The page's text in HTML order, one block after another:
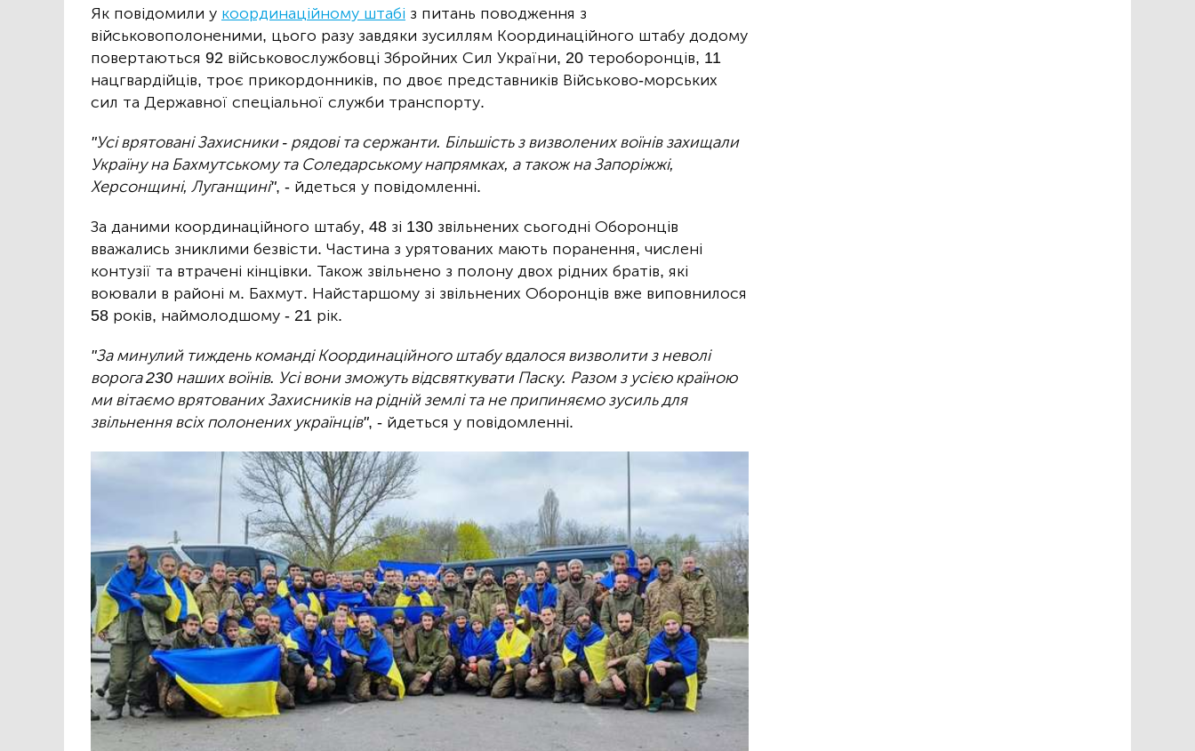
Як повідомили у координаційному штабі з питань поводження з
військовополоненими, цього разу завдяки зусиллям Координаційного штабу додому
повертаються 92 військовослужбовці Збройних Сил України, 20 тероборонців, 11
нацгвардійців, троє прикордонників, по двоє представників Військово-морських
сил та Державної спеціальної служби транспорту.
"Усі врятовані Захисники - рядові та сержанти. Більшість з визволених воїнів захищали
Україну на Бахмутському та Соледарському напрямках, а також на Запоріжжі,
Херсонщині, Луганщині", - йдеться у повідомленні.
За даними координаційного штабу, 48 зі 130 звільнених сьогодні Оборонців
вважались зниклими безвісти. Частина з урятованих мають поранення, числені
контузії та втрачені кінцівки. Також звільнено з полону двох рідних братів, які
воювали в районі м. Бахмут. Найстаршому зі звільнених Оборонців вже виповнилося
58 років, наймолодшому - 21 рік.
"За минулий тиждень команді Координаційного штабу вдалося визволити з неволі
ворога 230 наших воїнів. Усі вони зможуть відсвяткувати Паску. Разом з усією країною
ми вітаємо врятованих Захисників на рідній землі та не припиняємо зусиль для
звільнення всіх полонених українців", - йдеться у повідомленні.